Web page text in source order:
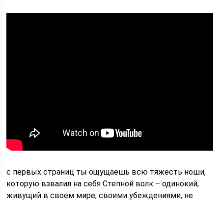
с первых страниц ты ощущаешь всю тяжесть ноши,
которую взвалил на себя Степной волк – одинокий,
живущий в своем мире, своими убеждениями, не